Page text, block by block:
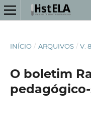
INÍCIO / ARQUIVOS / V.
O boletim